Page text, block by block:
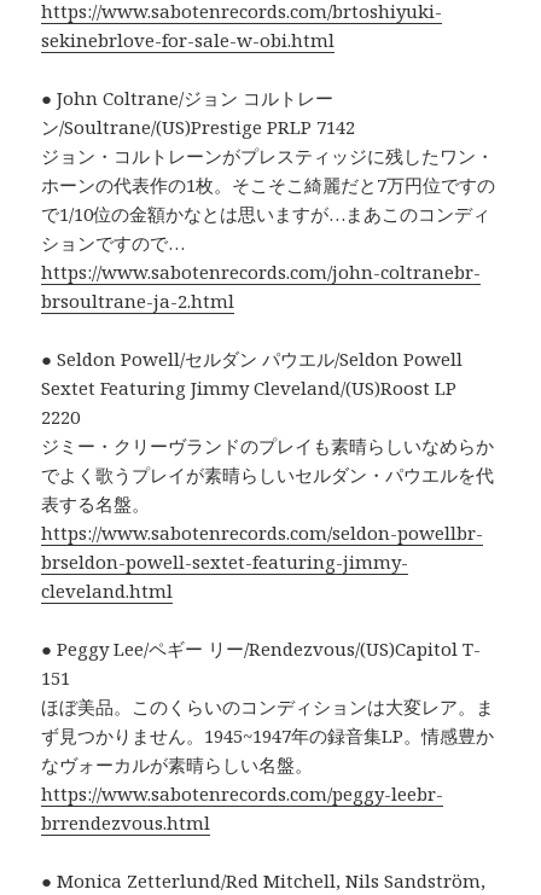
https://www.sabotenrecords.com/brtoshiyuki-
sekinebrlove-for-sale-w-obi.html
● John Coltrane/ジョン コルトレー
ン/Soultrane/(US)Prestige PRLP 7142
ジョン・コルトレーンがプレスティッジに残したワン・
ホーンの代表作の1枚。そこそこ綺麗だと7万円位ですの
で1/10位の金額かなとは思いますが…まあこのコンディ
ションですので…
https://www.sabotenrecords.com/john-coltranebr-
brsoultrane-ja-2.html
● Seldon Powell/セルダン パウエル/Seldon Powell
Sextet Featuring Jimmy Cleveland/(US)Roost LP
2220
ジミー・クリーヴランドのプレイも素晴らしいなめらか
でよく歌うプレイが素晴らしいセルダン・パウエルを代
表する名盤。
https://www.sabotenrecords.com/seldon-powellbr-
brseldon-powell-sextet-featuring-jimmy-
cleveland.html
● Peggy Lee/ペギー リー/Rendezvous/(US)Capitol T-
151
ほぼ美品。このくらいのコンディションは大変レア。ま
ず見つかりません。1945~1947年の録音集LP。情感豊か
なヴォーカルが素晴らしい名盤。
https://www.sabotenrecords.com/peggy-leebr-
brrendezvous.html
● Monica Zetterlund/Red Mitchell, Nils Sandström,